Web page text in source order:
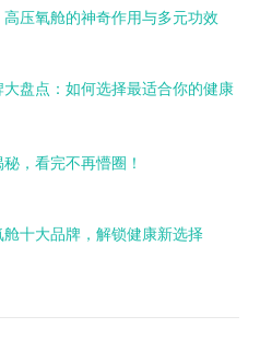
压氧舱的神奇作用与多元功效
盘点：如何选择最适合你的健康
，看完不再懵圈！
十大品牌，解锁健康新选择